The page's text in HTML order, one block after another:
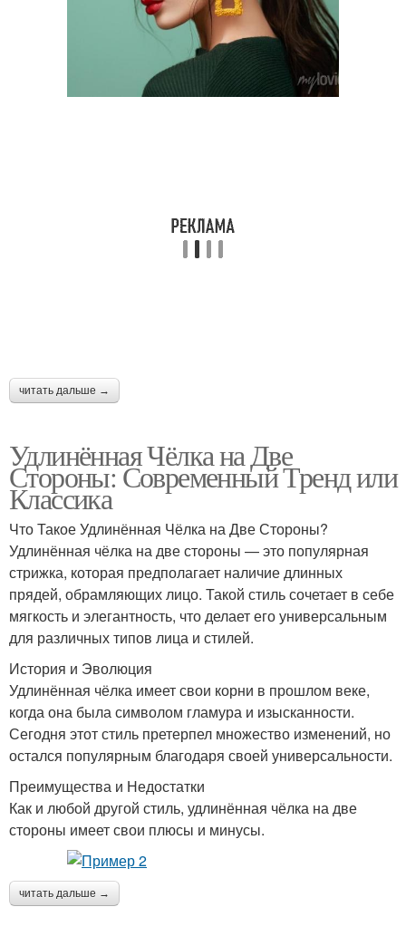
читать дальше →
Удлинённая Чёлка на Две
Стороны: Современный Тренд или
Классика
Что Такое Удлинённая Чёлка на Две Стороны?
Удлинённая чёлка на две стороны — это популярная
стрижка, которая предполагает наличие длинных
прядей, обрамляющих лицо. Такой стиль сочетает в себе
мягкость и элегантность, что делает его универсальным
для различных типов лица и стилей.
История и Эволюция
Удлинённая чёлка имеет свои корни в прошлом веке,
когда она была символом гламура и изысканности.
Сегодня этот стиль претерпел множество изменений, но
остался популярным благодаря своей универсальности.
Преимущества и Недостатки
Как и любой другой стиль, удлинённая чёлка на две
стороны имеет свои плюсы и минусы.
читать дальше →